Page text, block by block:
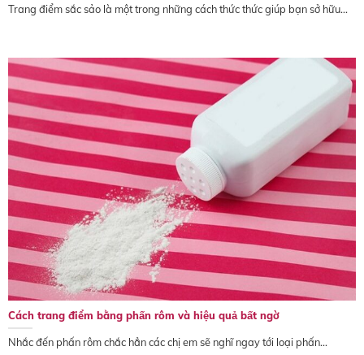
Trang điểm sắc sảo là một trong những cách thức thức giúp bạn sở hữu...
Cách trang điểm bằng phấn rôm và hiệu quả bất ngờ
Nhắc đến phấn rôm chắc hẳn các chị em sẽ nghĩ ngay tới loại phấn...